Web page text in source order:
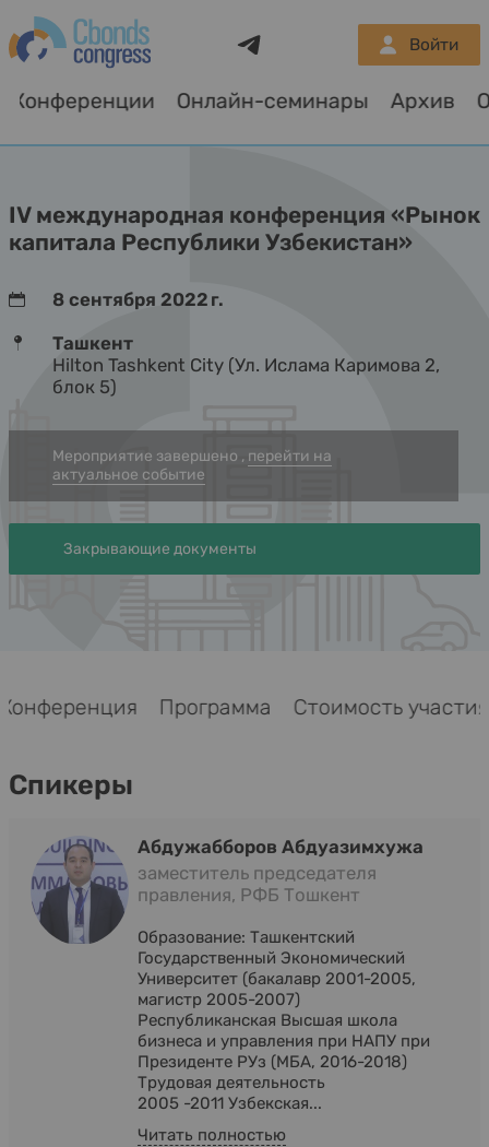
Конференции Онлайн-семинары Архив
Войти
IV международная конференция «Рынок
капитала Республики Узбекистан»
8 сентября 2022 г.
Ташкент
Hilton Tashkent City (Ул. Ислама Каримова 2,
блок 5)
Мероприятие завершено , перейти на
актуальное событие
Закрывающие документы
Программа Стоимость участия
Спикеры
Абдужабборов Абдуазимхужа
заместитель председателя
правления, РФБ Тошкент
Образование: Ташкентский
Государственный Экономический
Университет (бакалавр 2001-2005,
магистр 2005-2007)
Республиканская Высшая школа
бизнеса и управления при НАПУ при
Президенте РУз (МБА, 2016-2018)
Трудовая деятельность
2005 -2011 Узбекская...
Читать полностью